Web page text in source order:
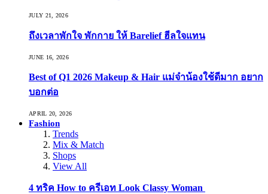
JULY 21, 2026
ถึงเวลาพักใจ พักกาย ให้ Barelief ฮีลใจแทน
JUNE 16, 2026
Best of Q1 2026 Makeup & Hair แม่จ๋าน้องใช้ดีมาก อยาก
บอกต่อ
APRIL 20, 2026
Fashion
Trends
Mix & Match
Shops
View All
4 ทริค How to ครีเอท Look Classy Woman